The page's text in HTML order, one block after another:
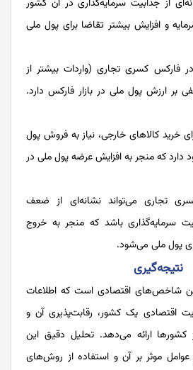
از جذابیت سرمایه‌گذاری در آن کشور
و افزایش بیشتر تقاضا برای پول ملی
در فارکس کسری تجاری (واردات بیشتر از
بر ارزش پول ملی در بازار فارکس دارد.
خرید کالاهای خارجی، نیاز به فروش پول
دارد که منجر به افزایش عرضه پول ملی در
تجاری می‌تواند نشانه‌ای از ضعف
سرمایه‌گذاری باشد که منجر به خروج
پول ملی می‌شود.
نتیجه‌گیری
شاخص‌های اقتصادی است که اطلاعات
اقتصادی یک کشور، رقابت‌پذیری آن و
کشورها ارائه می‌دهد. تحلیل دقیق این
موثر بر آن و استفاده از روش‌های